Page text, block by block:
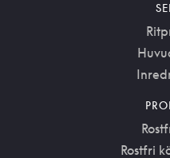
Rostfri